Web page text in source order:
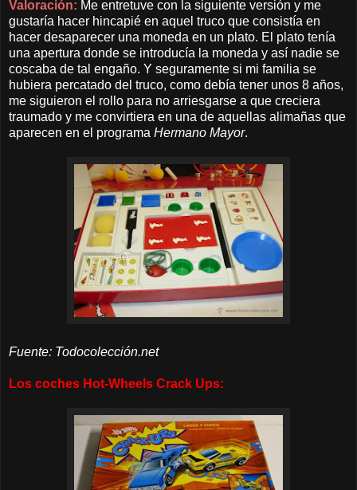
Valoración: Me entretuve con la siguiente versión y me
gustaría hacer hincapié en aquel truco que consistía en
hacer desaparecer una moneda en un plato. El plato tenía
una apertura donde se introducía la moneda y así nadie se
coscaba de tal engaño. Y seguramente si mi familia se
hubiera percatado del truco, como debía tener unos 8 años,
me siguieron el rollo para no arriesgarse a que creciera
traumado y me convirtiera en una de aquellas alimañas que
aparecen en el programa Hermano Mayor.
Fuente: Todocolección.net
Los coches Hot-Wheels Crack Ups: